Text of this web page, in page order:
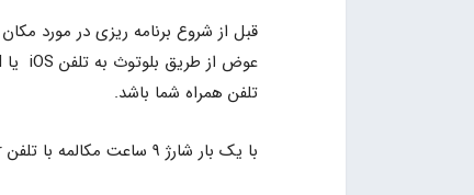
قبل از شروع برنامه ریزی در مورد
تلفن همراه شما باشد.
با یک بار شارژ 9 ساعت مکالمه با تلفن Chatter دریافت خواهید کرد و دکمه بلندگوی آن نیز فعال است.